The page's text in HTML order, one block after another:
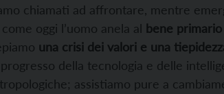
chiamati ad affrontare, mentre
oggi l’uomo anela al bene
una crisi dei valori e una
della tecnologia e delle
assistiamo pure a